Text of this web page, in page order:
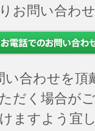
お問い合わ
合わせを頂
だく場合が
ますよう宜